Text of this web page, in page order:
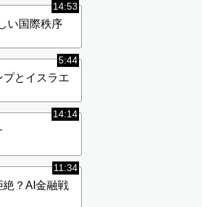
14:53
い国際秩序
5:44
とイスラエ
14:14
11:34
絶？AI金融戦